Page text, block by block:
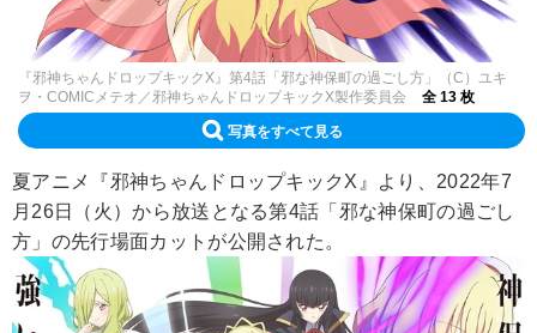
『邪神ちゃんドロップキックX』第4話「邪な神保町の過ごし方」（C）ユキ
ヲ・COMICメテオ／邪神ちゃんドロップキックX製作委員会
全 13 枚
写真をすべて見る
夏アニメ『邪神ちゃんドロップキックX』より、2022年7
月26日（火）から放送となる第4話「邪な神保町の過ごし
方」の先行場面カットが公開された。